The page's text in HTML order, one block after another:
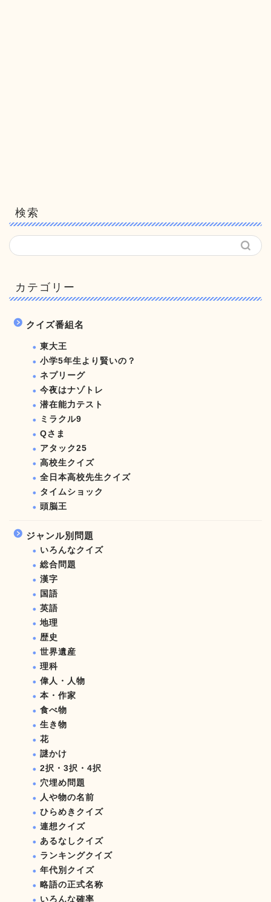
検索
カテゴリー
クイズ番組名
東大王
小学5年生より賢いの？
ネプリーグ
今夜はナゾトレ
潜在能力テスト
ミラクル9
Qさま
アタック25
高校生クイズ
全日本高校先生クイズ
タイムショック
頭脳王
ジャンル別問題
いろんなクイズ
総合問題
漢字
国語
英語
地理
歴史
世界遺産
理科
偉人・人物
本・作家
食べ物
生き物
花
謎かけ
2択・3択・4択
穴埋め問題
人や物の名前
ひらめきクイズ
連想クイズ
あるなしクイズ
ランキングクイズ
年代別クイズ
略語の正式名称
いろんな確率